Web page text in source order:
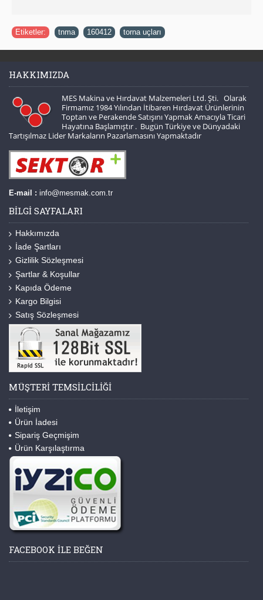
Etiketler: tnma 160412 torna uçları
HAKKIMIZDA
MES Makina ve Hırdavat Malzemeleri Ltd. Şti. Olarak
Firmamız 1984 Yılından İtibaren Hırdavat Ürünlerinin
Toptan ve Perakende Satışını Yapmak Amacıyla Ticari
Hayatına Başlamıştır . Bugün Türkiye ve Dünyadaki
Tartışılmaz Lider Markaların Pazarlamasını Yapmaktadır
E-mail : info@mesmak.com.tr
BILGI SAYFALARI
Hakkımızda
İade Şartları
Gizlilik Sözleşmesi
Şartlar & Koşullar
Kapıda Ödeme
Kargo Bilgisi
Satış Sözleşmesi
MÜŞTERI TEMSILCILIĞI
İletişim
Ürün İadesi
Sipariş Geçmişim
Ürün Karşılaştırma
FACEBOOK ILE BEĞEN